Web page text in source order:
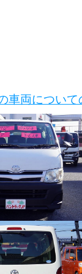
車両につい